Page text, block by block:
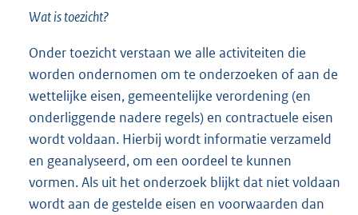
Wat is toezicht?
Onder toezicht verstaan we alle activiteiten die
worden ondernomen om te onderzoeken of aan de
wettelijke eisen, gemeentelijke verordening (en
onderliggende nadere regels) en contractuele eisen
wordt voldaan. Hierbij wordt informatie verzameld
en geanalyseerd, om een oordeel te kunnen
vormen. Als uit het onderzoek blijkt dat niet voldaan
wordt aan de gestelde eisen en voorwaarden dan